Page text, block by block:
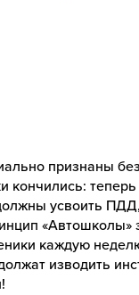
признаны
кончились:
усвоить
«Автошколы»
каждую
изводить